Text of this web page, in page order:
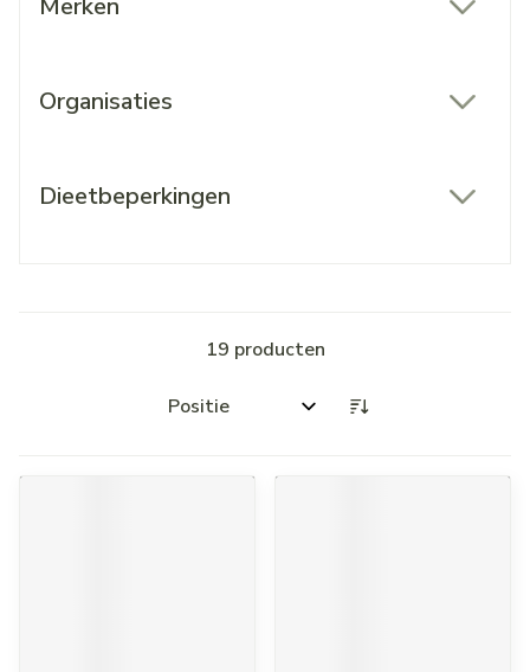
Merken
Organisaties
Dieetbeperkingen
19 producten
Sorteer op: